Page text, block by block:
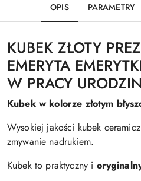
OPIS PARAMETRY
KUBEK ZŁOTY
EMERYTA
W PRACY
Kubek w kolorze złotym
Wysokiej jakości kubek
zmywanie nadrukiem.
Kubek to praktyczny i